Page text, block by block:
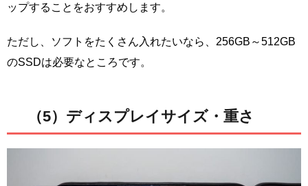
ップすることをおすすめします。
ただし、ソフトをたくさん入れたいなら、256GB～512GB
のSSDは必要なところです。
（5）ディスプレイサイズ・重さ